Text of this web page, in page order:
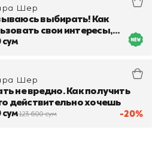
Шер
выбирать! Как
свои интересы,
и хобби, чтобы
сум
-20%
Шер
не вредно. Как получить
действительно хочешь
сум123 600 сум